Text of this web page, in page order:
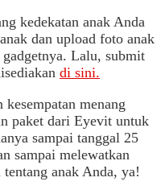
kedekatan anak Anda
dan upload foto anak
Lalu, submit
di sini.
menang
paket dari Eyevit untuk
sampai tanggal 25
sampai melewatkan
tentang anak Anda, ya!